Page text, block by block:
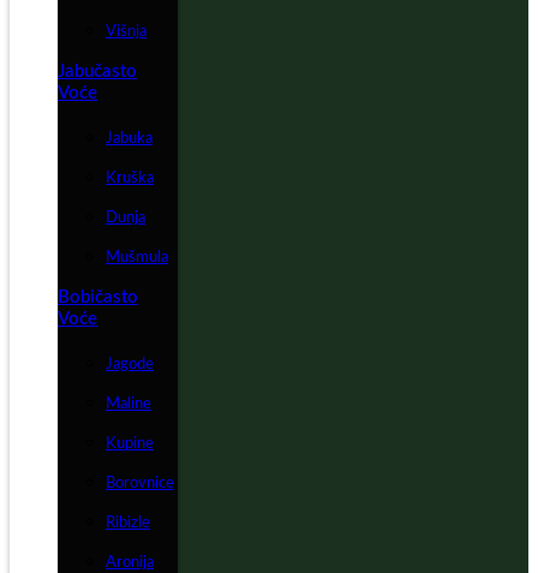
Višnja
Jabučasto
Voće
Jabuka
Kruška
Dunja
Mušmula
Bobičasto
Voće
Jagode
Maline
Kupine
Borovnice
Ribizle
Aronija